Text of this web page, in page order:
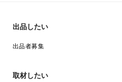
出品したい
出品者募集
取材したい